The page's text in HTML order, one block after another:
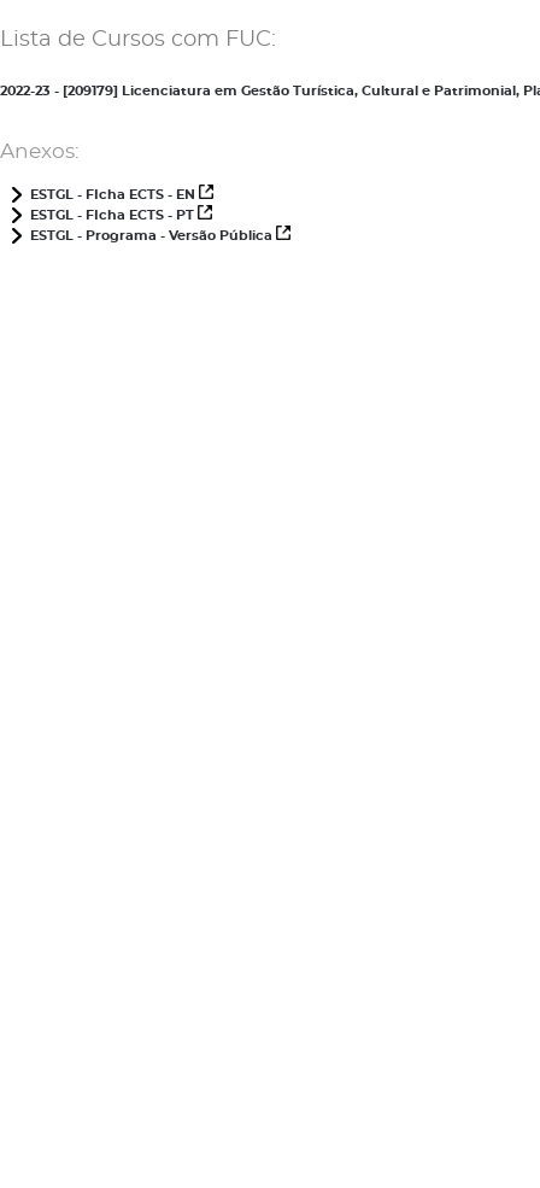
Lista de Cursos com FUC:
2022-23 - [209179] Licenciatura em Gestão Turística, Cultural e Patrimonial,
Anexos:
ESTGL - FIcha ECTS - EN
ESTGL - FIcha ECTS - PT
ESTGL - Programa - Versão Pública